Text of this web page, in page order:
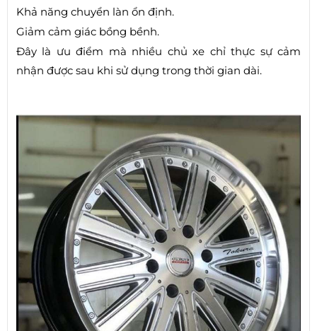
Khả năng chuyển làn ổn định.
Giảm cảm giác bồng bềnh.
Đây là ưu điểm mà nhiều chủ xe chỉ thực sự cảm
nhận được sau khi sử dụng trong thời gian dài.